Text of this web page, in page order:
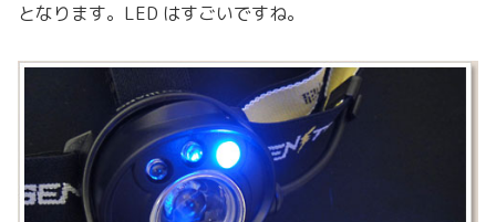
となります。LED はすごいですね。